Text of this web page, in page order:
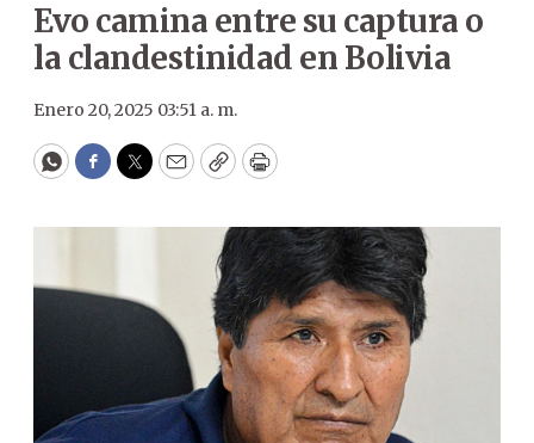
Evo camina entre su captura o
la clandestinidad en Bolivia
Enero 20, 2025 03:51 a. m.
WhatsApp
Facebook
Twitter
EmailCopyPrint